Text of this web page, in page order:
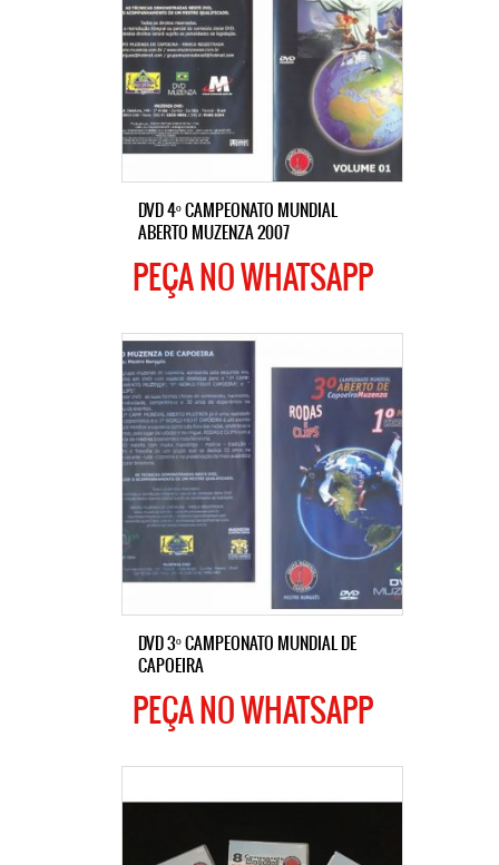
DVD 4º CAMPEONATO MUNDIAL
ABERTO MUZENZA 2007
PEÇA NO WHATSAPP
DVD 3º CAMPEONATO MUNDIAL DE
CAPOEIRA
PEÇA NO WHATSAPP